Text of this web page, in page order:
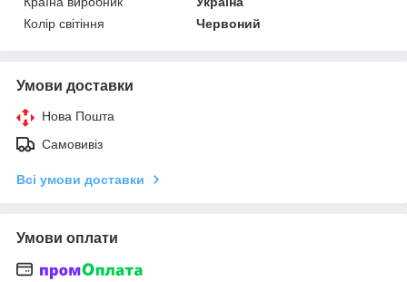
Колір світіння
Червоний
Умови доставки
Нова Пошта
Самовивіз
Всі умови доставки
Умови оплати